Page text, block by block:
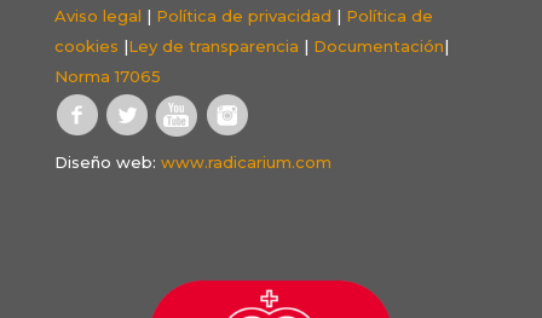
Aviso legal | Política de privacidad | Política de
cookies |Ley de transparencia | Documentación|
Norma 17065
Diseño web: www.radicarium.com